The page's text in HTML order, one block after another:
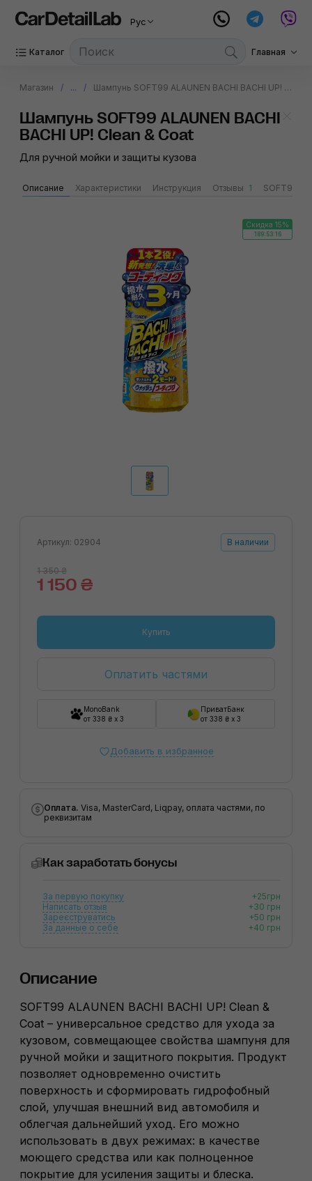
Рус
Каталог Главная
Магазин ... Шампунь SOFT99 ALAUNEN BACHI BACHI UP! Clean & Coat
Шампунь SOFT99 ALAUNEN BACHI
BACHI UP! Clean & Coat
Для ручной мойки и защиты кузова
Описание Характеристики Инструкция Отзывы 1 SOFT99
Скидка 15%
189:53:15
Артикул: 02904 В наличии
1 350 ₴
1 150 ₴
Купить
Оплатить частями
MonoBank
от 338 ₴ x 3
ПриватБанк
от 338 ₴ x 3
Добавить в избранное
Оплата. Visa, MasterCard, Liqpay, оплата частями, по
реквизитам
Как заработать бонусы
За первую покупку
+25грн
Написать отзыв
+30 грн
Зареєструватись
+50 грн
За данные о себе
+40 грн
Описание
SOFT99 ALAUNEN BACHI BACHI UP! Clean &
Coat – универсальное средство для ухода за
кузовом, совмещающее свойства шампуня для
ручной мойки и защитного покрытия. Продукт
позволяет одновременно очистить
поверхность и сформировать гидрофобный
слой, улучшая внешний вид автомобиля и
облегчая дальнейший уход. Его можно
использовать в двух режимах: в качестве
моющего средства или как полноценное
покрытие для усиления защиты и блеска.